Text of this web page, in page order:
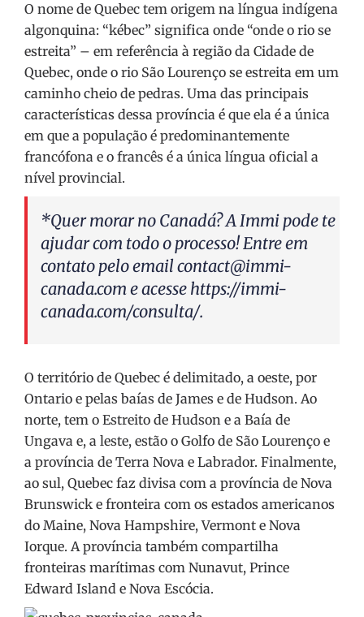
O nome de Quebec tem origem na língua indígena
algonquina: “kébec” significa onde “onde o rio se
estreita” – em referência à região da Cidade de
Quebec, onde o rio São Lourenço se estreita em um
caminho cheio de pedras. Uma das principais
características dessa província é que ela é a única
em que a população é predominantemente
francófona e o francês é a única língua oficial a
nível provincial.
*Quer morar no Canadá? A Immi pode te
ajudar com todo o processo! Entre em
contato pelo emailcontact@immi-
canada.come acesse https://immi-
canada.com/consulta/.
O território de Quebec é delimitado, a oeste, por
Ontario e pelas baías de James e de Hudson. Ao
norte, tem o Estreito de Hudson e a Baía de
Ungava e, a leste, estão o Golfo de São Lourenço e
a província de Terra Nova e Labrador. Finalmente,
ao sul, Quebec faz divisa com a província de Nova
Brunswick e fronteira com os estados americanos
do Maine, Nova Hampshire, Vermont e Nova
Iorque. A província também compartilha
fronteiras marítimas com Nunavut, Prince
Edward Island e Nova Escócia.